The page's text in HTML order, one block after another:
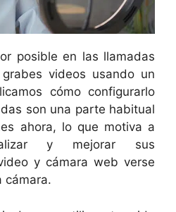
posible en las llamadas
videos usando un
cómo configurarlo
son una parte habitual
ahora, lo que motiva a
y mejorar sus
y cámara web verse
cámara.